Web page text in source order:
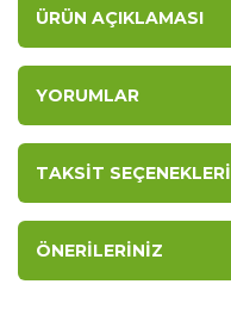
ÜRÜN AÇIKLAMASI
YORUMLAR
TAKSIT SEÇENEKLERI
ÖNERILERINIZ